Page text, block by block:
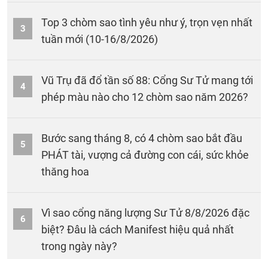
3
Top 3 chòm sao tình yêu như ý, trọn vẹn nhất
tuần mới (10-16/8/2026)
4
Vũ Trụ đã đổ tần số 88: Cổng Sư Tử mang tới
phép màu nào cho 12 chòm sao năm 2026?
5
Bước sang tháng 8, có 4 chòm sao bắt đầu
PHÁT tài, vượng cả đường con cái, sức khỏe
thăng hoa
6
Vì sao cổng năng lượng Sư Tử 8/8/2026 đặc
biệt? Đâu là cách Manifest hiệu quả nhất
trong ngày này?